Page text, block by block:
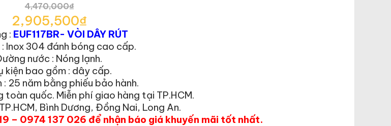
4,470,000₫
Giá
gốc
là:
4,470,000₫.
2,905,500₫
Giá
hiện
tại
là:
2,905,500₫.
: EUF117BR- VÒI DÂY RÚT
Inox 304 đánh bóng cao cấp.
nước : Nóng lạnh.
kiện bao gồm : dây cấp.
: 25 năm bằng phiếu bảo hành.
toàn quốc. Miễn phí giao hàng tại TP.HCM.
Bình Dương, Đồng Nai, Long An.
– 0974 137 026 để nhận báo giá khuyến mãi tốt nhất.